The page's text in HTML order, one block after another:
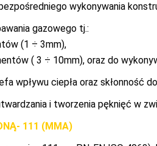
wykonywania
gazowego tj.:
(1 ÷ 3mm),
( 3 ÷ 10mm), oraz do
wpływu ciepła oraz skłonność
i tworzenia pęknięć w
111 (MMA)